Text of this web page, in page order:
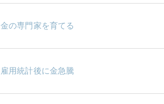
金の専門家を育てる
雇用統計後に金急騰